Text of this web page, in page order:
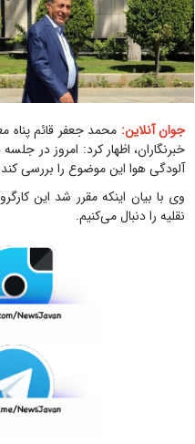
جوان آنلاین: محمد جعفر قائم پناه
خبرنگاران، اظهار کرد: امروز در
آلودگی هوا این موضوع را بررسی
وی با بیان اینکه مقرر شد این
نقلیه را دنبال می‌کنیم.